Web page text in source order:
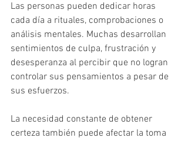
Las personas pueden dedicar horas
cada día a rituales, comprobaciones o
análisis mentales. Muchas desarrollan
sentimientos de culpa, frustración y
desesperanza al percibir que no logran
controlar sus pensamientos a pesar de
sus esfuerzos.
La necesidad constante de obtener
certeza también puede afectar la toma